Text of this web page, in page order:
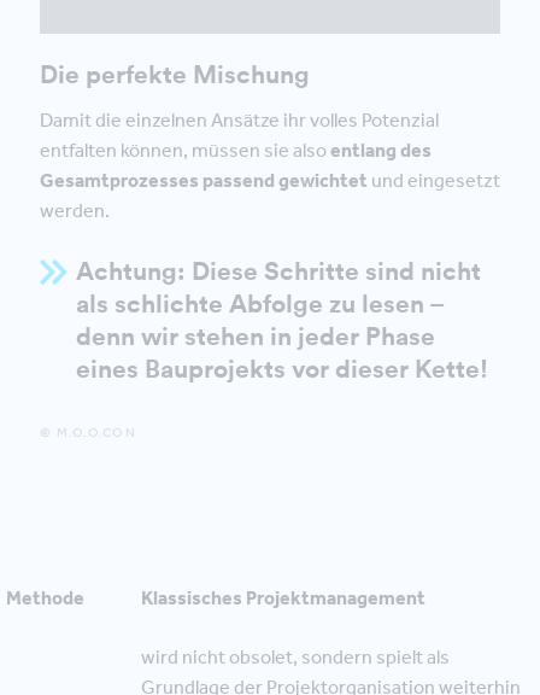
Die perfekte Mischung
Damit die einzelnen Ansätze ihr volles Potenzial
entfalten können, müssen sie alsoentlang des
Gesamtprozesses passend gewichtet und eingesetzt
werden.
Achtung: Diese Schritte sind nicht
als schlichte Abfolge zu lesen –
denn wir stehen in jeder Phase
eines Bauprojekts vor dieser Kette!
© M.O.O.CON
Methode Klassisches Projektmanagement
wird nicht obsolet, sondern spielt als
Grundlage der Projektorganisation weiterhin